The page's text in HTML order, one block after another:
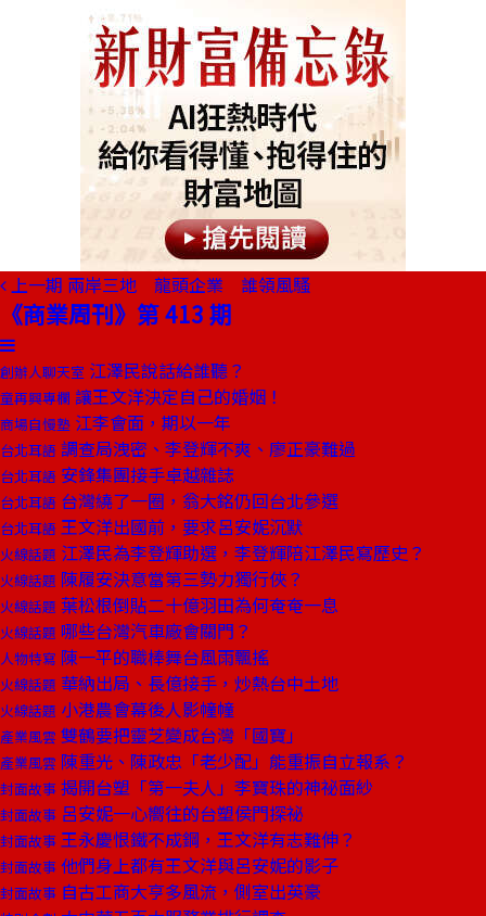
上一期 兩岸三地 龍頭企業 誰領風騷
《商業周刊》第 413 期
創辦人聊天室 江澤民說話給誰聽？
童再興專欄 讓王文洋決定自己的婚姻！
商場自慢塾 江李會面，期以一年
台北耳語 調查局洩密、李登輝不爽、廖正豪難過
台北耳語 安鋒集團接手卓越雜誌
台北耳語 台灣繞了一圈，翁大銘仍回台北參選
台北耳語 王文洋出國前，要求呂安妮沉默
火線話題 江澤民為李登輝助選，李登輝陪江澤民寫歷史？
火線話題 陳履安決意當第三勢力獨行俠？
火線話題 葉松根倒貼二十億羽田為何奄奄一息
火線話題 哪些台灣汽車廠會關門？
人物特寫 陳一平的職棒舞台風雨飄搖
火線話題 華納出局、長億接手，炒熱台中土地
火線話題 小港農會幕後人影幢幢
產業風雲 雙鶴要把靈芝變成台灣「國寶」
產業風雲 陳重光、陳政忠「老少配」能重振自立報系？
封面故事 揭開台塑「第一夫人」李寶珠的神祕面紗
封面故事 呂安妮一心嚮往的台塑侯門探祕
封面故事 王永慶恨鐵不成鋼，王文洋有志難伸？
封面故事 他們身上都有王文洋與呂安妮的影子
封面故事 自古工商大亨多風流，側室出英豪